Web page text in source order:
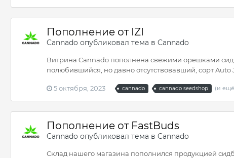
Пополнение от IZI
Cannado опубликовал тема в Cannado
Витрина Cannado пополнена свежими орешками
полюбившийся, но давно отсутствовавший, сорт Auto
5 октября, 2023 cannado cannado seedshop (и
Пополнение от FastBuds
Cannado опубликовал тема в Cannado
Склад нашего магазина пополнился продукцией